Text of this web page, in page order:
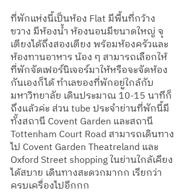
ที่พักแห่งนี้เป็นห้อง Flat มีพื้นที่กว้าง
ขวาง มีห้องน้ำ ห้องนอนมีขนาดใหญ่ จุ
เตียงได้ถึงสองเตียง พร้อมห้องครัวและ
ห้องทานอาหาร น้อง ๆ สามารถเลือกให้
ที่พักจัดเฟอร์นิเจอร์มาให้หรือจะจัดห้อง
กันเองก็ได้ ทำเลของที่พักอยู่ใกล้กับ
มหาวิทยาลัย เดินประมาณ 10-15 นาทีก็
ถึงแล้วค่ะ ส่วน tube ประจำย่านที่พักนี้มี
ทั้งสถานี Covent Garden และสถานี
Tottenham Court Road สามารถเดินทาง
ไป Covent Garden Theatreland และ
Oxford Street shopping ในย่านใกล้เคียง
ได้สบาย เดินทางสะดวกมากก เรียกว่า
ครบเครื่องไปอีกกก